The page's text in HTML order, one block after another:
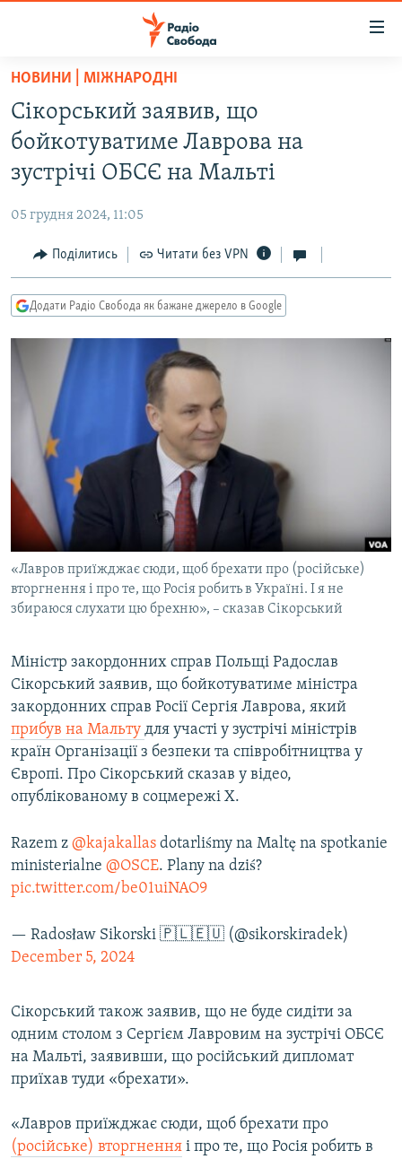
Перейти
основного
матеріалу
до
основної
навігації
Перейти
до
пошуку
ВСЕ ЗА ДОБУ
ЕКОНОМІКА
СУСПІЛЬСТВО
УКРАЇНА
РОСІЙСЬКА «ФІЛЬТРАЦІЯ»
ДОНБАС.РЕАЛІЇ
ТИ ЯК?
КИТАЙ.ВИКЛИКИ
МУЛЬТИМЕДІА
ФОТО
СПЕЦПРОЄКТИ
ПОДКАСТИ
КРИМ РЕАЛІЇ
РУС
УКР
КТАТ
НОВИНИ | МІЖНАРОДНІ
Сікорський заявив, що
бойкотуватиме Лаврова на
зустрічі ОБСЄ на Мальті
05 грудня 2024, 11:05
Поділитись Читати без VPN
Додати Радіо Свобода як бажане джерело в Google
«Лавров приїжджає сюди, щоб брехати про (російське)
вторгнення і про те, що Росія робить в Україні. І я не
збираюся слухати цю брехню», – сказав Сікорський
Міністр закордонних справ Польщі Радослав
Сікорський заявив, що бойкотуватиме міністра
закордонних справ Росії Сергія Лаврова, який
прибув на Мальту для участі у зустрічі міністрів
країн Організації з безпеки та співробітництва у
Європі. Про Сікорський сказав у відео,
опублікованому в соцмережі Х.
Razem z @kajakallas dotarliśmy na Maltę na spotkanie
ministerialne @OSCE. Plany na dziś?
pic.twitter.com/be01uiNAO9
— Radosław Sikorski 🇵🇱🇪🇺 (@sikorskiradek)
December 5, 2024
Сікорський також заявив, що не буде сидіти за
одним столом з Сергієм Лавровим на зустрічі ОБСЄ
на Мальті, заявивши, що російський дипломат
приїхав туди «брехати».
«Лавров приїжджає сюди, щоб брехати про
(російське) вторгнення і про те, що Росія робить в